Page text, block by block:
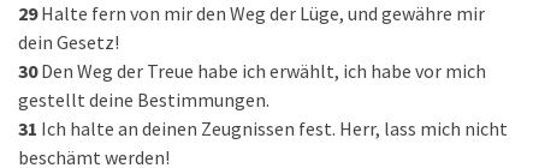
29 Halte fern von mir den Weg der Lüge, und gewähre mir
dein Gesetz!
30 Den Weg der Treue habe ich erwählt, ich habe vor mich
gestellt deine Bestimmungen.
31 Ich halte an deinen Zeugnissen fest. Herr, lass mich nicht
beschämt werden!